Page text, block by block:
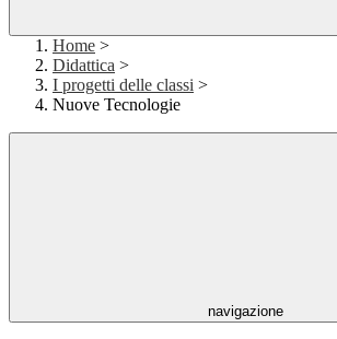
Home >
Didattica >
I progetti delle classi >
Nuove Tecnologie
navigazione